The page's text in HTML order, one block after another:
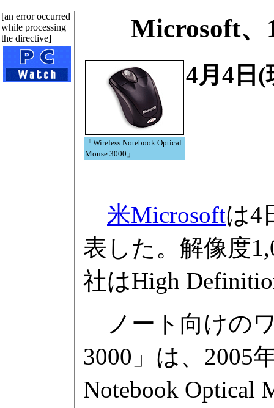
[an error occurred
while processing
the directive]
Microsoft、
「Wireless Notebook Optical
Mouse 3000」
4月4日(
米Microsoftは4
表した。解像度
社はHigh
ノート向けのワ
3000」は、2005
Notebook Optical